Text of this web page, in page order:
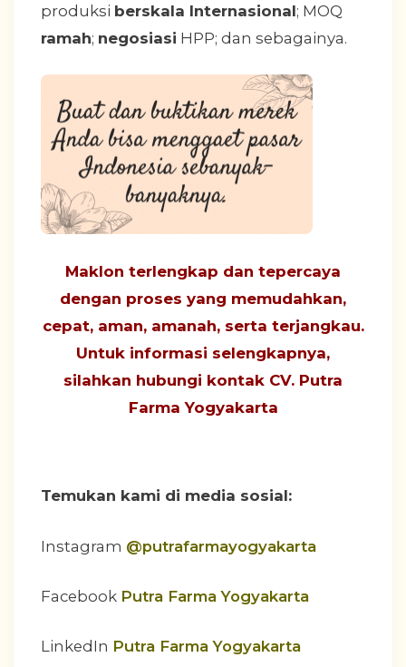
produksi berskala Internasional; MOQ
ramah; negosiasi HPP; dan sebagainya.
Maklon terlengkap dan tepercaya
dengan proses yang memudahkan,
cepat, aman, amanah, serta terjangkau.
Untuk informasi selengkapnya,
silahkan hubungi kontak CV. Putra
Farma Yogyakarta
Temukan kami di media sosial:
Instagram @putrafarmayogyakarta
Facebook Putra Farma Yogyakarta
LinkedIn Putra Farma Yogyakarta